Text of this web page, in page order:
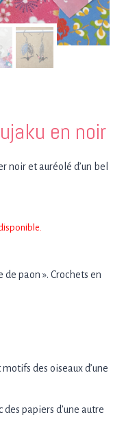
en noir
noir et auréolé d’un bel
paon ». Crochets en
des oiseaux d’une
des papiers d’une autre